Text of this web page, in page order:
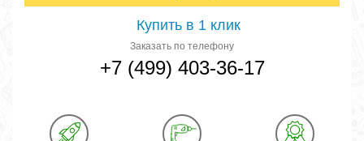
Купить в 1 клик
Заказать по телефону
+7 (499) 403-36-17